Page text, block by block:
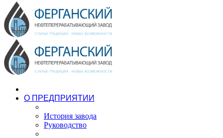
О ПРЕДПРИЯТИИ
История завода
Руководство